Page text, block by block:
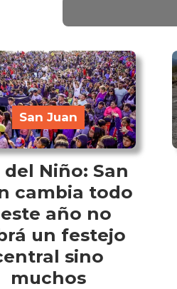
del Niño: San
cambia todo
año no
un festejo
sino
muchos
San Juan